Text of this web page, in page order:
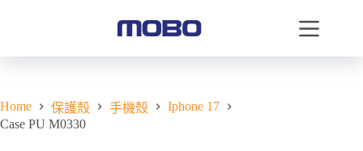
Home 保護殼 手機殼
Iphone 17
Case PU M0330